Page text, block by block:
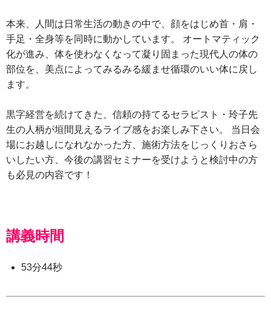
本来、人間は日常生活の動きの中で、顔をはじめ首・肩・
手足・全身等を同時に動かしています。 オートマティック
化が進み、体を使わなくなって凝り固まった現代人の体の
部位を、美点によってみるみる緩ませ循環のいい体に戻し
ます。
黒字経営を続けてきた、信頼の持てるセラピスト・玲子先
生の人柄が垣間見えるライブ感をお楽しみ下さい。 当日会
場にお越しになれなかった方、施術方法をじっくりおさら
いしたい方、今後の講習セミナーを受けようと検討中の方
も必見の内容です！
講義時間
53分44秒